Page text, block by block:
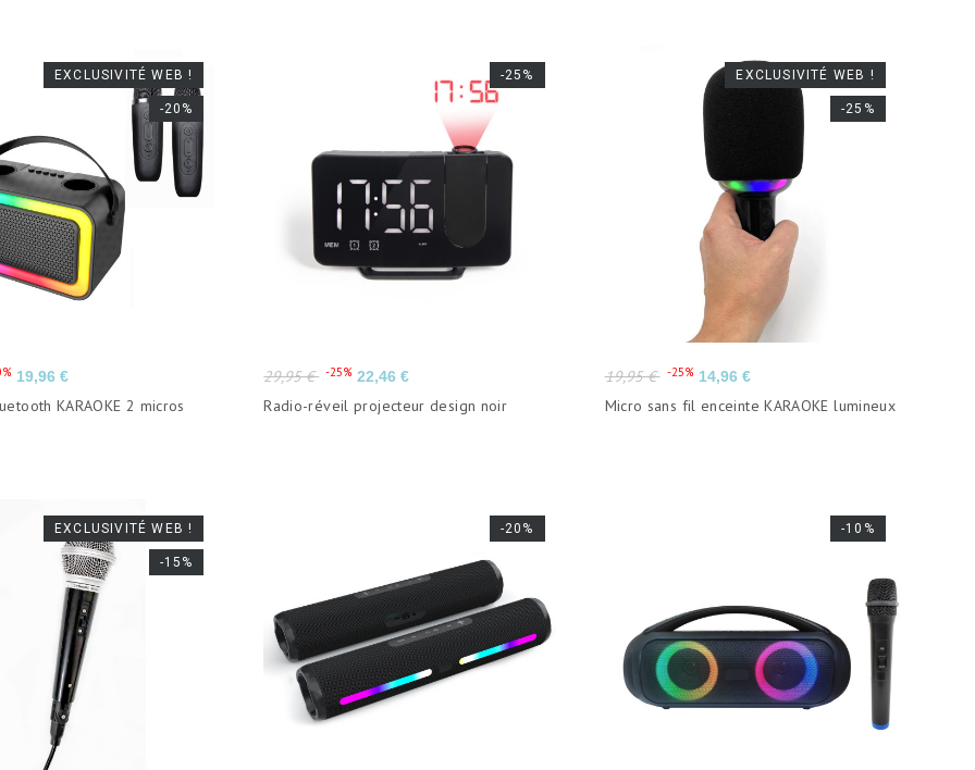
EXCLUSIVITÉ WEB !
-20%
Prix
19,96 €
KARAOKE 2 micros
-25%
Prix
de
base
29,95 € -25% Prix
22,46 €
Radio-réveil projecteur design noir
EXCLUSIVITÉ WEB !
-25%
Prix
de
base
19,95 € -25% Prix
14,96 €
Micro sans fil enceinte KARAOKE lumineux
EXCLUSIVITÉ WEB !
-15%
-20% -10%